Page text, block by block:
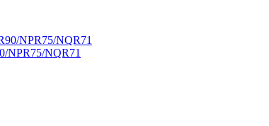
NPR75/NQR71